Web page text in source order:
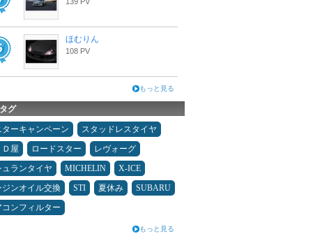
ほむりん
108 PV
もっと見る
グ
ターキャンペーン
スタッドレスタイヤ
Ｄ屋
ロードスター
レヴォーグ
ュランタイヤ
MICHELIN
X-ICE
ジンオイル交換
STI 夏休み
SUBARU
コンフィルター
もっと見る